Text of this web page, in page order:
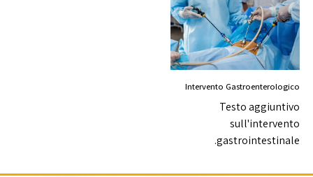
Intervento Gastroenterologico
Testo aggiuntivo
sull'intervento
gastrointestinale.